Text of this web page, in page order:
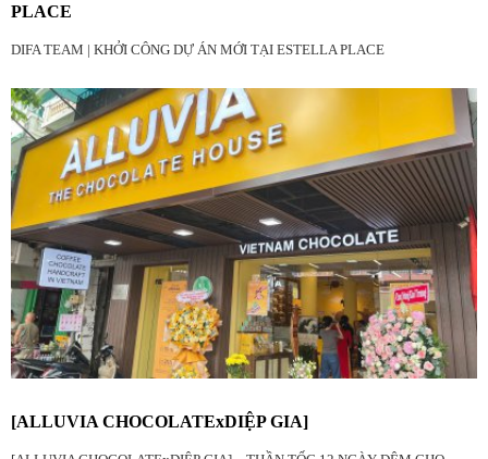
PLACE
DIFA TEAM | KHỞI CÔNG DỰ ÁN MỚI TẠI ESTELLA PLACE
[ALLUVIA CHOCOLATExDIỆP GIA]